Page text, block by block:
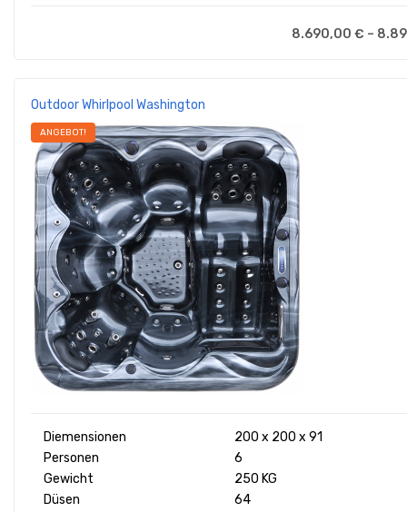
8.690,00 € –
Outdoor Whirlpool Washington
ANGEBOT!
Diemensionen
200 x 200 x 91
Personen
6
Gewicht
250 KG
Düsen
64